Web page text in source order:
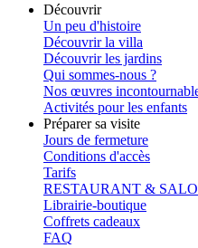
Découvrir
Un peu d'histoire
Découvrir la villa
Découvrir les jardins
Qui sommes-nous ?
Nos œuvres
Activités pour les enfants
Préparer sa visite
Jours de fermeture
Conditions d'accès
Tarifs
RESTAURANT &
Librairie-boutique
Coffrets cadeaux
FAQ